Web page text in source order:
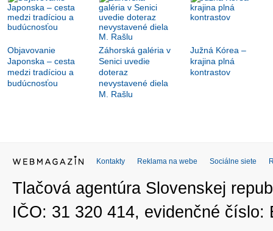
Objavovanie
Japonska – cesta
medzi tradíciou a
budúcnosťou
Záhorská galéria v
Senici uvedie
doteraz
nevystavené diela
M. Rašlu
Južná Kórea –
krajina plná
kontrastov
Kontakty Reklama na webe Sociálne siete
Tlačová agentúra Slovenskej
IČO: 31 320 414, evidenčné číslo: